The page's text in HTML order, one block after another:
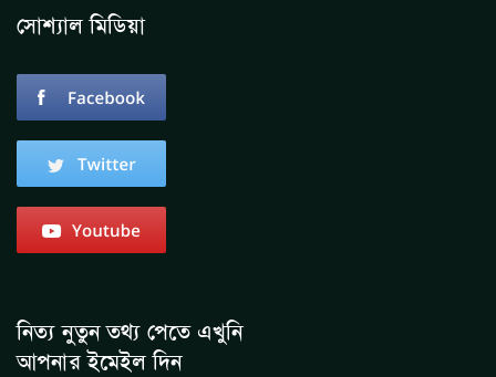
সোশ্যাল মিডিয়া
নিত্য নুতুন তথ্য পেতে এখুনি
আপনার ইমেইল দিন